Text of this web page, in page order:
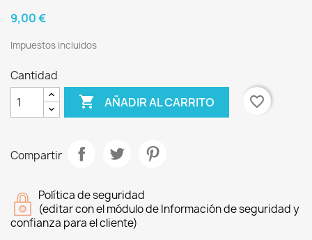
9,00 €
Impuestos incluidos
Cantidad
 AÑADIR AL CARRITO favorite_border
Compartir
Política de seguridad
(editar con el módulo de Información de seguridad y
confianza para el cliente)